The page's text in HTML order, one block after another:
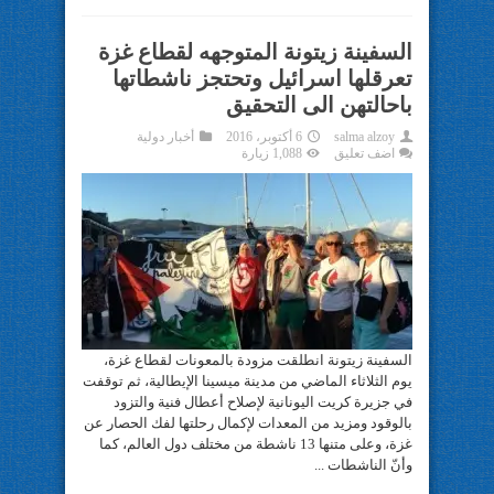
السفينة زيتونة المتوجهه لقطاع غزة
تعرقلها اسرائيل وتحتجز ناشطاتها
باحالتهن الى التحقيق
salma alzoy 6 أكتوبر، 2016
أخبار دولية
اضف تعليق
1,088 زيارة
السفينة زيتونة انطلقت مزودة بالمعونات لقطاع غزة،
يوم الثلاثاء الماضي من مدينة ميسينا الإيطالية، ثم توقفت
في جزيرة كريت اليونانية لإصلاح أعطال فنية والتزود
بالوقود ومزيد من المعدات لإكمال رحلتها لفك الحصار عن
غزة، وعلى متنها 13 ناشطة من مختلف دول العالم، كما
وأنّ الناشطات ...